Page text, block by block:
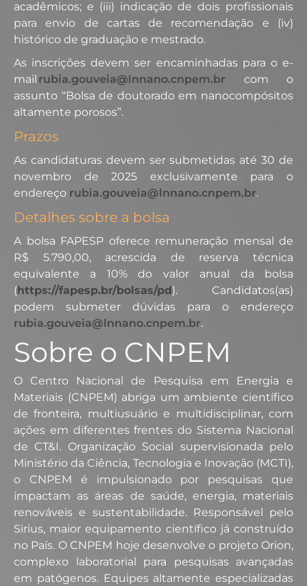
acadêmicos; e (iii) indicação de dois profissionais
para envio de cartas de recomendação e (iv)
histórico de graduação e mestrado.
As inscrições devem ser encaminhadas para o e-
mail rubia.gouveia@lnnano.cnpem.br com o
assunto “Bolsa de doutorado em nanocompósitos
altamente porosos”.
Prazos
As candidaturas devem ser submetidas até 30 de
novembro de 2025 exclusivamente para o
endereço rubia.gouveia@lnnano.cnpem.br.
Detalhes sobre a bolsa
A bolsa FAPESP oferece remuneração mensal de
R$ 5.790,00, acrescida de reserva técnica
equivalente a 10% do valor anual da bolsa
(https://fapesp.br/bolsas/pd). Candidatos(as)
podem submeter dúvidas para o endereço
rubia.gouveia@lnnano.cnpem.br.
Sobre o CNPEM
O Centro Nacional de Pesquisa em Energia e
Materiais (CNPEM) abriga um ambiente científico
de fronteira, multiusuário e multidisciplinar, com
ações em diferentes frentes do Sistema Nacional
de CT&I. Organização Social supervisionada pelo
Ministério da Ciência, Tecnologia e Inovação (MCTI),
o CNPEM é impulsionado por pesquisas que
impactam as áreas de saúde, energia, materiais
renováveis e sustentabilidade. Responsável pelo
Sirius, maior equipamento científico já construído
no País. O CNPEM hoje desenvolve o projeto Orion,
complexo laboratorial para pesquisas avançadas
em patógenos. Equipes altamente especializadas